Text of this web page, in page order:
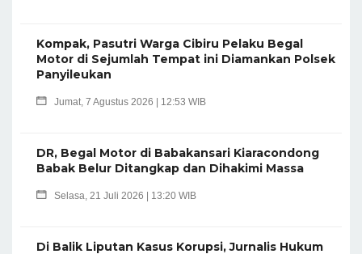
Kompak, Pasutri Warga Cibiru Pelaku Begal
Motor di Sejumlah Tempat ini Diamankan Polsek
Panyileukan
Jumat, 7 Agustus 2026 | 12:53 WIB
DR, Begal Motor di Babakansari Kiaracondong
Babak Belur Ditangkap dan Dihakimi Massa
Selasa, 21 Juli 2026 | 13:20 WIB
Di Balik Liputan Kasus Korupsi, Jurnalis Hukum